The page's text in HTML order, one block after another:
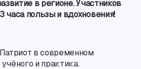
в регионе. Участников
пользы и вдохновения!
в современном
и практика.